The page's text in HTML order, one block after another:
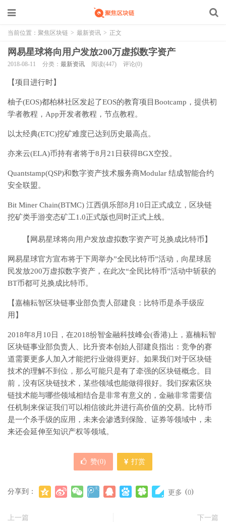
当前位置： 聚焦区块链 > 最新资讯 > 正文
网易星球将向用户发放200万虚拟数字资产
2018-08-11 分类： 最新资讯 阅读(447) 评论(0)
【项目进行时】
柚子(EOS)都柏林社区发起了EOS的教育项目Bootcamp，提供初
学者教程，App开发者教程，节点教程。
以太经典(ETC)挖矿难度已达到历史最高点。
亦来云(ELA)币持有者将于8月21日获得BGX空投。
Quantstamp(QSP)和数字资产技术服务商Modular 结成智能合约
安全联盟。
Bit Miner Chain(BTMC) 江西俱乐部8月10日正式成立，区块链
挖矿类手游变态矿工1.0正式版也同时正式上线。
【网易星球将向用户发放虚拟数字资产可兑换成比特币】
网易星球官方宣布将于下周举办”全民比特币”活动，向星球居
民发放200万虚拟数字资产，在此次“全民比特币”活动中斩获的
BT币都可兑换成比特币。
【嘉楠耘智区块链事业部负责人邵建良：比特币是杀手级应
用】
2018年8月10日，在2018纷智金融科技峰会(香港)上，嘉楠耘智
区块链事业部负责人、比升资本创始人邵建良指出：竞争的赛
道需要更多人加入才能把行业做得更好。如果我们对于区块链
技术的理解不到位，那么可能只是有了牵强的区块链概念。目
前，没有区块链技术，某些领域也能做得很好。我们探索区块
链技术能与哪些领域相结合是非常有意义的，金融非常需要信
任机制来保证我们可以相信彼此并进行高价值的交易。比特币
是一个杀手级的应用，未来会渗透到保险、证券等领域中，未
来还会延伸至知识产权等领域。
赞(0) 打赏
分享到： 更多 (0)
上一篇
下一篇